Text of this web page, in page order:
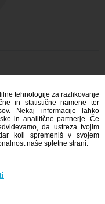
tehnologije za razlikovanje
in statistične namene ter
Nekaj informacije lahko
in analitične partnerje. Če
da ustreza tvojim
koli spremeniš v svojem
naše spletne strani.